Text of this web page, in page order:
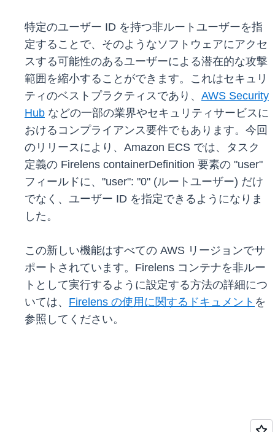
特定のユーザー ID を持つ非ルートユーザーを指
定することで、そのようなソフトウェアにアクセ
スする可能性のあるユーザーによる潜在的な攻撃
範囲を縮小することができます。これはセキュリ
ティのベストプラクティスであり、 AWS Security
Hub などの一部の業界やセキュリティサービスに
おけるコンプライアンス要件でもあります。今回
のリリースにより、Amazon ECS では、タスク
定義の Firelens containerDefinition 要素の "user"
フィールドに、"user": "0" (ルートユーザー) だけ
でなく、ユーザー ID を指定できるようになりま
した。
この新しい機能はすべての AWS リージョンでサ
ポートされています。Firelens コンテナを非ルー
トとして実行するように設定する方法の詳細につ
いては、 Firelens の使用に関するドキュメント を
参照してください。